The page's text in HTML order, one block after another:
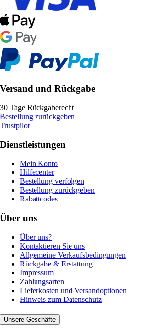
Versand und Rückgabe
30 Tage Rückgaberecht
Bestellung zurückgeben
Trustpilot
Dienstleistungen
Mein Konto
Hilfecenter
Bestellung verfolgen
Bestellung zurückgeben
Rabattcodes
Über uns
Über uns?
Kontaktieren Sie uns
Allgemeine Verkaufsbedingungen
Rückgabe & Erstattung
Impressum
Zahlungsarten
Lieferkosten und Versandoptionen
Hinweis zum Datenschutz
Unsere Geschäfte